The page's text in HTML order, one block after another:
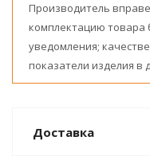
Производитель
комплектацию товара
уведомления;
показатели изделия в
Доставка